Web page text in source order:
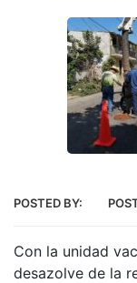
POSTED BY:
Con la unidad
desazolve de la